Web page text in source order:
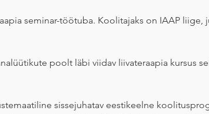
seminar-töötuba. Koolitajaks on IAAP liige,
poolt läbi viidav liivateraapia kursus
sissejuhatav eestikeelne